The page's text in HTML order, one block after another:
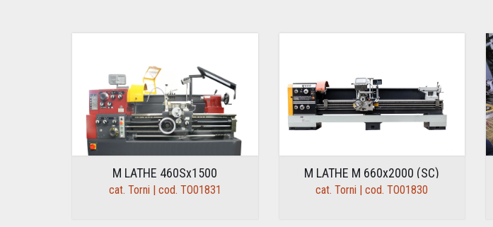
M LATHE 460Sx1500
cat. Torni | cod. TO01831
M LATHE M 660x2000 (SC)
cat. Torni | cod. TO01830